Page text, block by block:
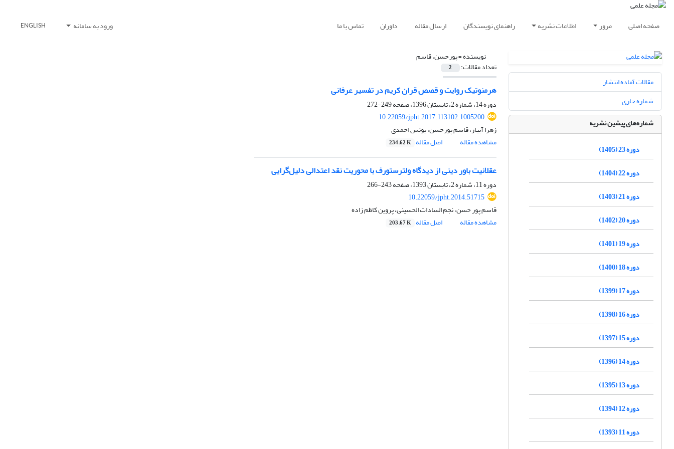
صفحه اصلی مرور اطلاعات نشریه راهنمای نویسندگان ارسال مقاله داوران تماس با ما ورود به سامانه ENGLISH
نویسنده =پورحسن، قاسم
تعداد مقالات: 2
هرمنوتیک روایت و قصص قران کریم در تفسیر عرفانی
دوره 14، شماره 2، تابستان 1396، صفحه
249-272
10.22059/jpht.2017.113102.1005200
زهرا آبیار، قاسم پورحسن، یونس احمدی
مشاهده مقاله
اصل مقاله 234.62 K
عقلانیت باور دینی از دیدگاه ولترستورف با محوریت نقد اعتدالی دلیل‌گرایی
دوره 11، شماره 2، تابستان 1393، صفحه
243-266
10.22059/jpht.2014.51715
قاسم پور حسن، نجم السادات الحسینی، پروین کاظم زاده
مشاهده مقاله
اصل مقاله 203.67 K
مقالات آماده انتشار
شماره جاری
شماره‌های پیشین نشریه
دوره 23 (1405)
دوره 22 (1404)
دوره 21 (1403)
دوره 20 (1402)
دوره 19 (1401)
دوره 18 (1400)
دوره 17 (1399)
دوره 16 (1398)
دوره 15 (1397)
دوره 14 (1396)
دوره 13 (1395)
دوره 12 (1394)
دوره 11 (1393)